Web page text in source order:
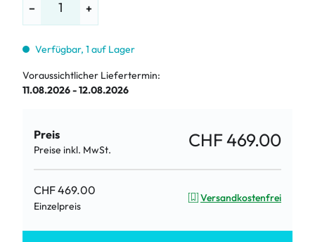
− +
Verfügbar, 1 auf Lager
Voraussichtlicher Liefertermin:
11.08.2026 - 12.08.2026
Preis
Preise inkl. MwSt. CHF 469.00
CHF 469.00
Einzelpreis
Versandkostenfrei